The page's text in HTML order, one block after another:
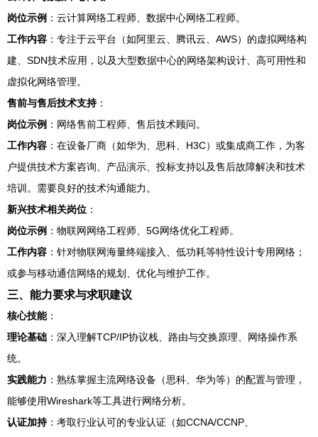
岗位示例 ：云计算网络工程师、数据中心网络工程师。
工作内容 ：专注于云平台（如阿里云、腾讯云、AWS）的虚拟网络构
建、SDN技术应用，以及大型数据中心的网络架构设计、高可用性和
虚拟化网络管理。
售前与售后技术支持：
岗位示例 ：网络售前工程师、售后技术顾问。
工作内容 ：在设备厂商（如华为、思科、H3C）或集成商工作，为客
户提供技术方案咨询、产品演示、投标支持以及售后故障解决和技术
培训。需要良好的技术沟通能力。
新兴技术相关岗位 ：
岗位示例 ：物联网网络工程师、5G网络优化工程师。
工作内容 ：针对物联网海量终端接入、低功耗等特性设计专用网络；
或参与移动通信网络的规划、优化与维护工作。
三、能力要求与求职建议
核心技能：
理论基础 ：深入理解TCP/IP协议栈、路由与交换原理、网络操作系
统。
实践能力 ：熟练掌握主流网络设备（思科、华为等）的配置与管理，
能够使用Wireshark等工具进行网络分析。
认证加持：考取行业认可的专业认证（如CCNA/CCNP、